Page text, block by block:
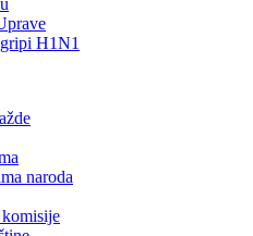
služba Ministarstva privrede
H1N1